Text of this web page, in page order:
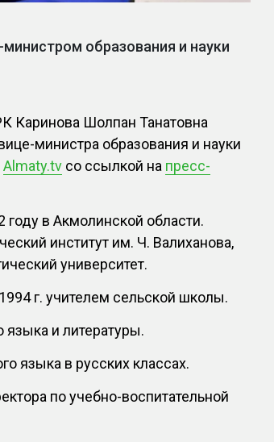
образования и науки
Каринова Шолпан Танатовна
министра образования и науки
Almaty.tv со ссылкой на пресс-
в Акмолинской области.
институт им. Ч. Валиханова,
университет.
г. учителем сельской школы.
языка и литературы.
языка в русских классах.
по учебно-воспитательной